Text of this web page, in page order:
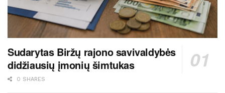
Sudarytas Biržų rajono savivaldybės
didžiausių įmonių šimtukas
0 SHARES